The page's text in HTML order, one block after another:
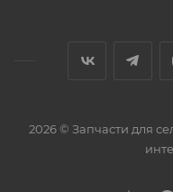
2026 © Запчасти для